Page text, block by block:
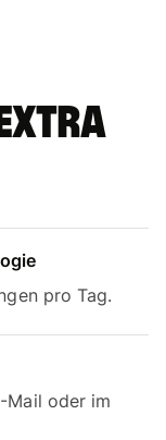
pro Tag.
Mail oder im